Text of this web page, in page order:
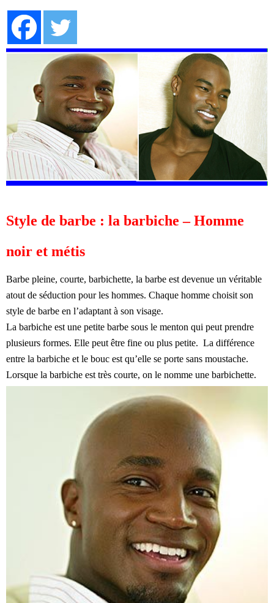
Style de barbe : la barbiche – Homme
noir et métis
Barbe pleine, courte, barbichette, la barbe est devenue un véritable
atout de séduction pour les hommes. Chaque homme choisit son
style de barbe en l’adaptant à son visage.
La barbiche est une petite barbe sous le menton qui peut prendre
plusieurs formes. Elle peut être fine ou plus petite. La différence
entre la barbiche et le bouc est qu’elle se porte sans moustache.
Lorsque la barbiche est très courte, on le nomme une barbichette.